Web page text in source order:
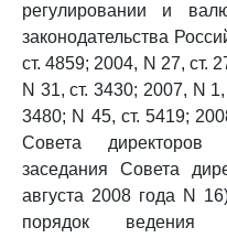
регулировании и
законодательства
ст. 4859; 2004, N 27, ст.
N 31, ст. 3430; 2007, N
3480; N 45, ст. 5419;
Совета директоров
заседания Совета
августа 2008 года N
порядок